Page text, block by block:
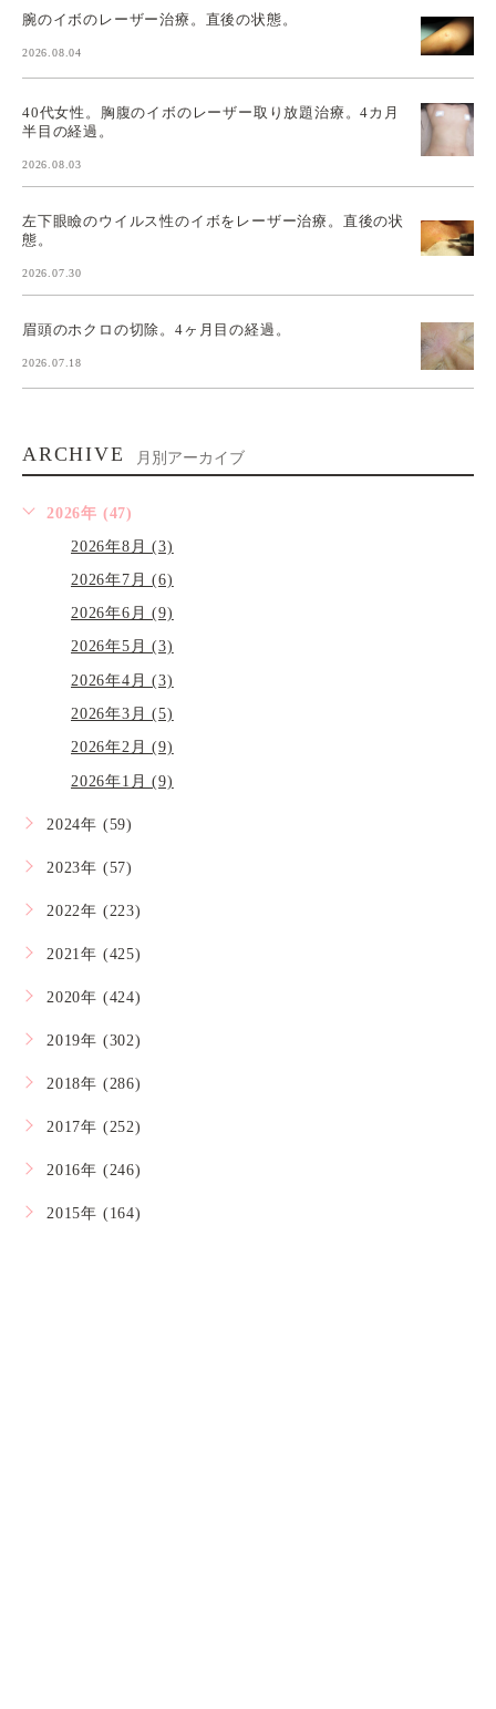
腕のイボのレーザー治療。直後の状態。
2026.08.04
40代女性。胸腹のイボのレーザー取り放題治療。4カ月
半目の経過。
2026.08.03
左下眼瞼のウイルス性のイボをレーザー治療。直後の状
態。
2026.07.30
眉頭のホクロの切除。4ヶ月目の経過。
2026.07.18
ARCHIVE 月別アーカイブ
2026年 (47)
2026年8月 (3)
2026年7月 (6)
2026年6月 (9)
2026年5月 (3)
2026年4月 (3)
2026年3月 (5)
2026年2月 (9)
2026年1月 (9)
2024年 (59)
2023年 (57)
2022年 (223)
2021年 (425)
2020年 (424)
2019年 (302)
2018年 (286)
2017年 (252)
2016年 (246)
2015年 (164)